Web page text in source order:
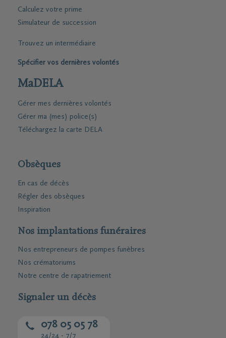
Calculez votre prime
Simulateur de succession
Trouvez un intermédiaire
Spécifier vos dernières volontés
MaDELA
Gérer mes dernières volontés
Gérer ma (mes) police(s)
Téléchargez la carte DELA
Obsèques
En cas de décès
Régler des obsèques
Inspiration
Nos implantations funéraires
Nos entrepreneurs de pompes funèbres
Nos crématoriums
Notre centre de rapatriement
Signaler un décès
078 05 05 78
24/24 - 7/7